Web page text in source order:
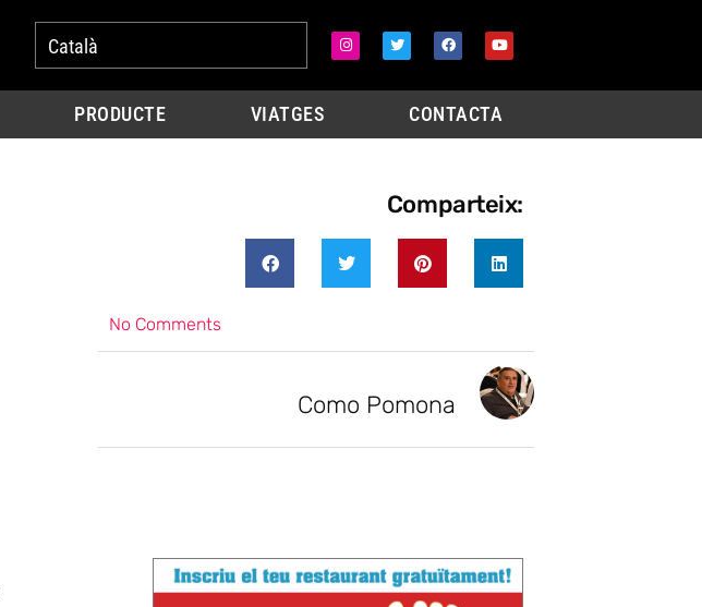
Català
PRODUCTE VIATGES CONTACTA
Comparteix:
No Comments
Como Pomona